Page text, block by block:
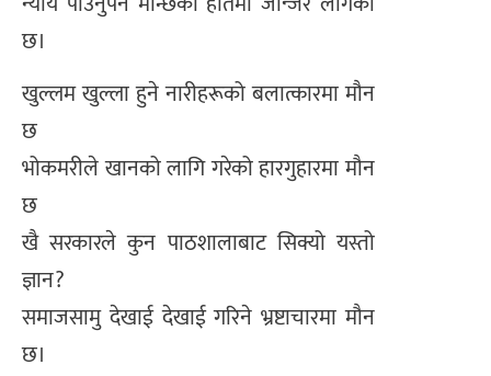
छ।
खुल्लम खुल्ला हुने नारीहरूको बलात्कारमा मौन
छ
भोकमरीले खानको लागि गरेको हारगुहारमा मौन
छ
खै सरकारले कुन पाठशालाबाट सिक्यो यस्तो
ज्ञान?
समाजसामु देखाई देखाई गरिने भ्रष्टाचारमा मौन
छ।